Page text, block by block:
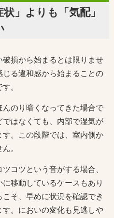
」よりも「気配」
損から始まるとは限りませ
る違和感から始まることの
。
のり暗くなってきた場合で
はなくても、内部で湿気が
。この段階では、室内側か
。
コツという音がする場合、
移動しているケースもあり
そ、早めに状況を確認でき
。においの変化も見逃しや